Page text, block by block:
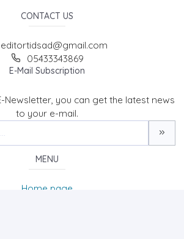
CONTACT US
editortidsad@gmail.com
05433343869
E-Mail Subscription
Newsletter, you can get the latest news
to your e-mail.
MENU
Home page